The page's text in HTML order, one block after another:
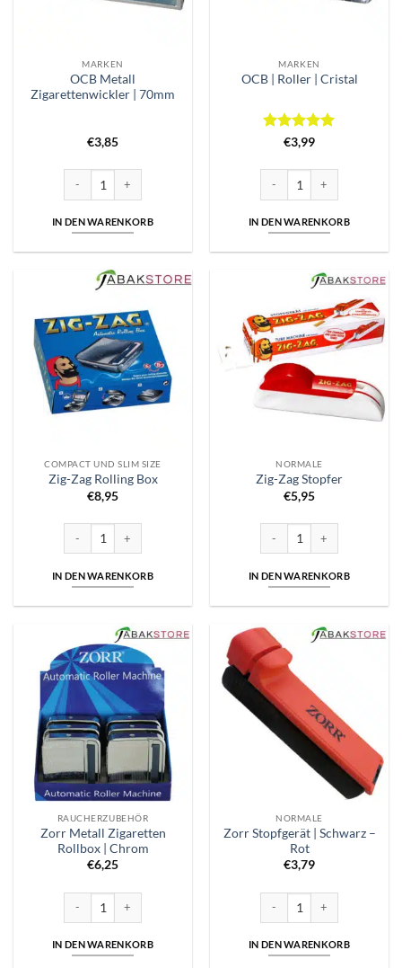
MARKEN
OCB Metall
Zigarettenwickler | 70mm
€3,85
IN DEN WARENKORB
MARKEN
OCB | Roller | Cristal
Bewertet
5
€3,99
IN DEN WARENKORB
COMPACT UND SLIM SIZE
Zig-Zag Rolling Box
€8,95
Zig-Zag Rolling Box Menge
IN DEN WARENKORB
NORMALE
Zig-Zag Stopfer
€5,95
Zig-Zag Stopfer Menge
IN DEN WARENKORB
RAUCHERZUBEHÖR
Zorr Metall Zigaretten
Rollbox | Chrom
€6,25
IN DEN WARENKORB
NORMALE
Zorr Stopfgerät | Schwarz –
Rot
€3,79
IN DEN WARENKORB